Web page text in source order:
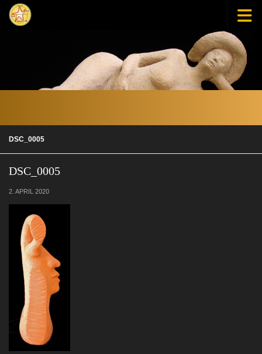
Zum Inhalt springen
DSC_0005
DSC_0005
2. APRIL 2020